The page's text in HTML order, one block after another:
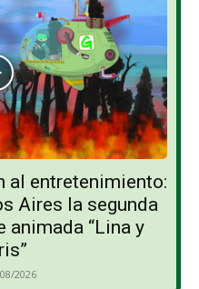
al entretenimiento:
Aires la segunda
animada “Lina y
2026